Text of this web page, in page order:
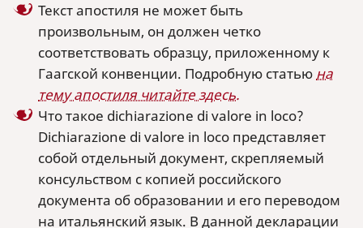
Текст апостиля не может быть
произвольным, он должен четко
соответствовать образцу, приложенному к
Гаагской конвенции. Подробную статью на
тему апостиля читайте здесь.
Что такое dichiarazione di valore in loco?
Dichiarazione di valore in loco представляет
собой отдельный документ, скрепляемый
консульством с копией российского
документа об образовании и его переводом
на итальянский язык. В данной декларации